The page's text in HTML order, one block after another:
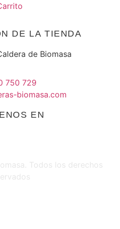
DE LA TIENDA
de Biomasa
750 729
biomasa.com
EN
Todos los derechos